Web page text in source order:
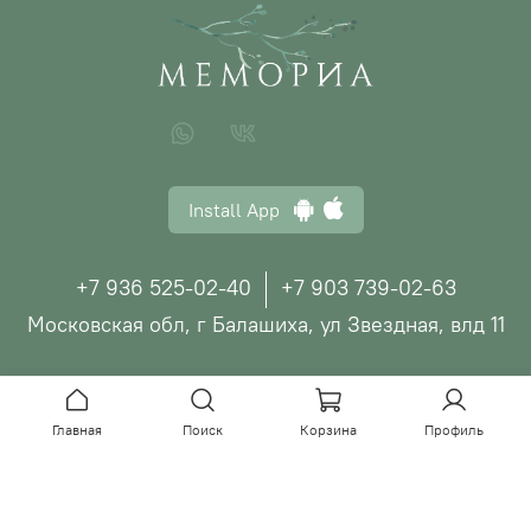
Install App
+7 936 525-02-40
+7 903 739-02-63
Московская обл, г Балашиха, ул Звездная, влд 11
© ООО "МЕМОРИА", 2026
Главная Поиск Корзина Профиль